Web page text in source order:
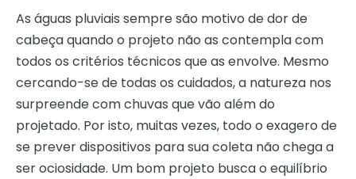
As águas pluviais sempre são motivo de dor de
cabeça quando o projeto não as contempla com
todos os critérios técnicos que as envolve. Mesmo
cercando-se de todas os cuidados, a natureza nos
surpreende com chuvas que vão além do
projetado. Por isto, muitas vezes, todo o exagero de
se prever dispositivos para sua coleta não chega a
ser ociosidade. Um bom projeto busca o equilíbrio